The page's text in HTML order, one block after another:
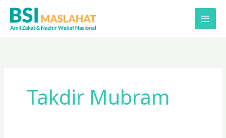
Lewati
konten
Takdir Mubram